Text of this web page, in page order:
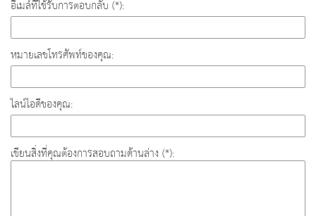
อีเมล์ที่ใช้รับการตอบกลับ (*):
หมายเลขโทรศัพท์ของคุณ:
ไลน์ไอดีของคุณ:
เขียนสิ่งที่คุณต้องการสอบถามด้านล่าง (*):